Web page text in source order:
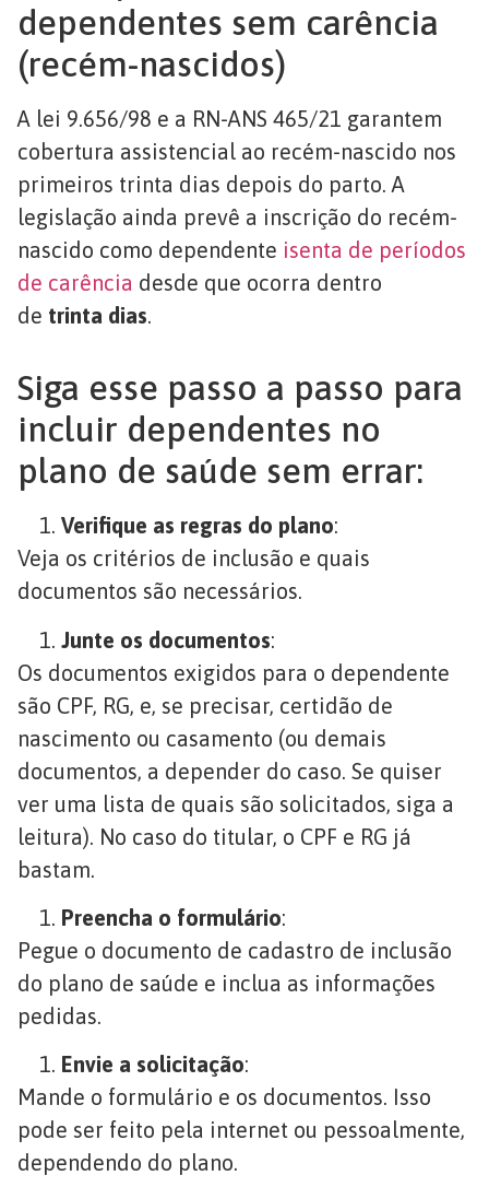
dependentes sem carência
(recém-nascidos)
A lei 9.656/98 e a RN-ANS 465/21 garantem
cobertura assistencial ao recém-nascido nos
primeiros trinta dias depois do parto. A
legislação ainda prevê a inscrição do recém-
nascido como dependente isenta de períodos
de carência desde que ocorra dentro
de trinta dias.
Siga esse passo a passo para
incluir dependentes no
plano de saúde sem errar:
Verifique as regras do plano:
Veja os critérios de inclusão e quais
documentos são necessários.
Junte os documentos:
Os documentos exigidos para o dependente
são CPF, RG, e, se precisar, certidão de
nascimento ou casamento (ou demais
documentos, a depender do caso. Se quiser
ver uma lista de quais são solicitados, siga a
leitura). No caso do titular, o CPF e RG já
bastam.
Preencha o formulário:
Pegue o documento de cadastro de inclusão
do plano de saúde e inclua as informações
pedidas.
Envie a solicitação:
Mande o formulário e os documentos. Isso
pode ser feito pela internet ou pessoalmente,
dependendo do plano.